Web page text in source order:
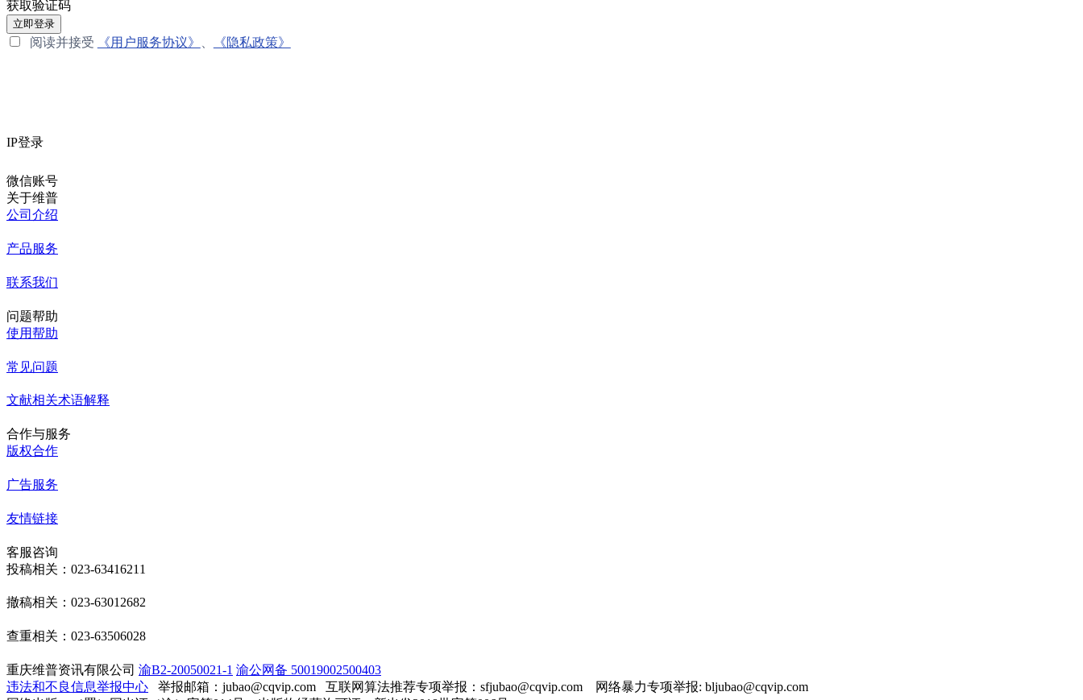
获取验证码
立即登录
阅读并接受 《用户服务协议》 《隐私政策》
IP登录
微信账号
关于维普
公司介绍
产品服务
联系我们
问题帮助
使用帮助
常见问题
文献相关术语解释
合作与服务
版权合作
广告服务
友情链接
客服咨询
投稿相关：023-63416211
撤稿相关：023-63012682
查重相关：023-63506028
重庆维普资讯有限公司 渝B2-20050021-1 渝公网备 50019002500403
违法和不良信息举报中心 举报邮箱：jubao@cqvip.com 互联网算法推荐专项举报：sfjubao@cqvip.com 网络暴力专项举报: bljubao@cqvip.com